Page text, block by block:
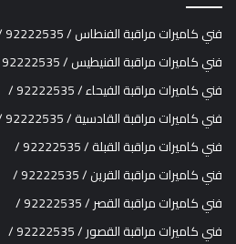
فني كاميرات مراقبة الفنطاس / 92222535 /
فني كاميرات مراقبة الفنيطيس / 92222535 /
فني كاميرات مراقبة الفيحاء / 92222535 /
فني كاميرات مراقبة القادسية / 92222535 /
فني كاميرات مراقبة القبلة / 92222535 /
فني كاميرات مراقبة القرين / 92222535 /
فني كاميرات مراقبة القصر / 92222535 /
فني كاميرات مراقبة القصور / 92222535 /